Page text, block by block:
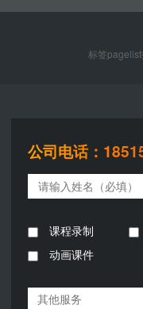
在于可视化，将......
容繁缛而多的情况下进行
标签pagelist
公司电话：
课程录制
动画课件